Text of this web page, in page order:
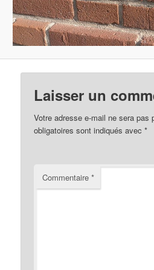
Laisser un
Votre adresse e-mail ne sera pas
obligatoires sont indiqués avec*
Commentaire*